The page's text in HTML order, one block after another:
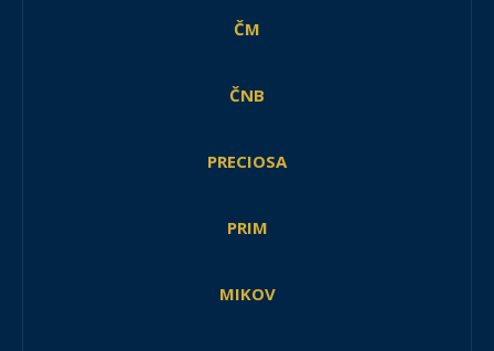
ČM
ČNB
PRECIOSA
PRIM
MIKOV